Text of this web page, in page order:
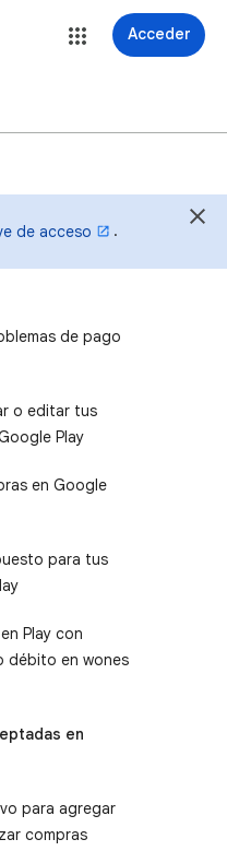
Acceder
de acceso .
de pago
o editar tus
Play
en Google
para tus
Play con
débito en wones
en
para agregar
compras